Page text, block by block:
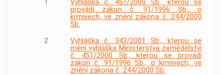
1.
Vyhláška č. 451/2000 Sb., kterou se
provádí zákon č. 91/1996 Sb., o
krmivech, ve znění zákona č. 244/2000
Sb.
2.
Vyhláška č. 343/2001 Sb., kterou se
mění vyhláška Ministerstva zemědělství
č. 451/2000 Sb., kterou se provádí
zákon č. 91/1996 Sb., o krmivech, ve
znění zákona č. 244/2000 Sb.